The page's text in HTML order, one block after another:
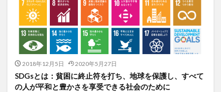
2018年12月5日 2020年5月27日
SDGsとは：貧困に終止符を打ち、地球を保護し、すべて
の人が平和と豊かさを享受できる社会のために